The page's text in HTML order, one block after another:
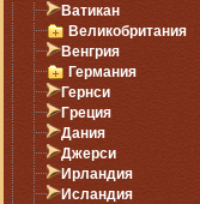
Ватикан
Великобритания
Венгрия
Германия
Гернси
Греция
Дания
Джерси
Ирландия
Исландия